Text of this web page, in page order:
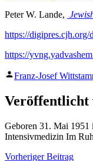
Peter W. Lande,
https://
https://
Veröffentlicht
Franz-Josef
Veröffentlicht
Geboren 31. Mai
Intensivmedizin Im
Vorheriger Beitrag